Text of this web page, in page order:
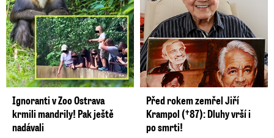
Ignoranti v Zoo Ostrava
krmili mandrily! Pak ještě
nadávali
Před rokem zemřel Jiří
Krampol (†87): Dluhy vrší i
po smrti!